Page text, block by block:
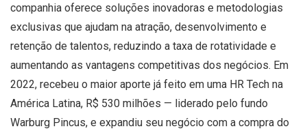
companhia oferece soluções inovadoras e metodologias
exclusivas que ajudam na atração, desenvolvimento e
retenção de talentos, reduzindo a taxa de rotatividade e
aumentando as vantagens competitivas dos negócios. Em
2022, recebeu o maior aporte já feito em uma HR Tech na
América Latina, R$ 530 milhões — liderado pelo fundo
Warburg Pincus, e expandiu seu negócio com a compra do